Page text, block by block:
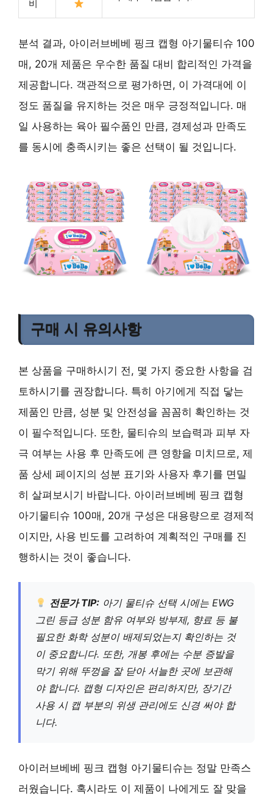
비
분석 결과, 아이러브베베 핑크 캡형 아기물티슈 100
매, 20개 제품은 우수한 품질 대비 합리적인 가격을
제공합니다. 객관적으로 평가하면, 이 가격대에 이
정도 품질을 유지하는 것은 매우 긍정적입니다. 매
일 사용하는 육아 필수품인 만큼, 경제성과 만족도
를 동시에 충족시키는 좋은 선택이 될 것입니다.
구매 시 유의사항
본 상품을 구매하시기 전, 몇 가지 중요한 사항을 검
토하시기를 권장합니다. 특히 아기에게 직접 닿는
제품인 만큼, 성분 및 안전성을 꼼꼼히 확인하는 것
이 필수적입니다. 또한, 물티슈의 보습력과 피부 자
극 여부는 사용 후 만족도에 큰 영향을 미치므로, 제
품 상세 페이지의 성분 표기와 사용자 후기를 면밀
히 살펴보시기 바랍니다. 아이러브베베 핑크 캡형
아기물티슈 100매, 20개 구성은 대용량으로 경제적
이지만, 사용 빈도를 고려하여 계획적인 구매를 진
행하시는 것이 좋습니다.
전문가 TIP: 아기 물티슈 선택 시에는 EWG
그린 등급 성분 함유 여부와 방부제, 향료 등 불
필요한 화학 성분이 배제되었는지 확인하는 것
이 중요합니다. 또한, 개봉 후에는 수분 증발을
막기 위해 뚜껑을 잘 닫아 서늘한 곳에 보관해
야 합니다. 캡형 디자인은 편리하지만, 장기간
사용 시 캡 부분의 위생 관리에도 신경 써야 합
니다.
아이러브베베 핑크 캡형 아기물티슈는 정말 만족스
러웠습니다. 혹시라도 이 제품이 나에게도 잘 맞을